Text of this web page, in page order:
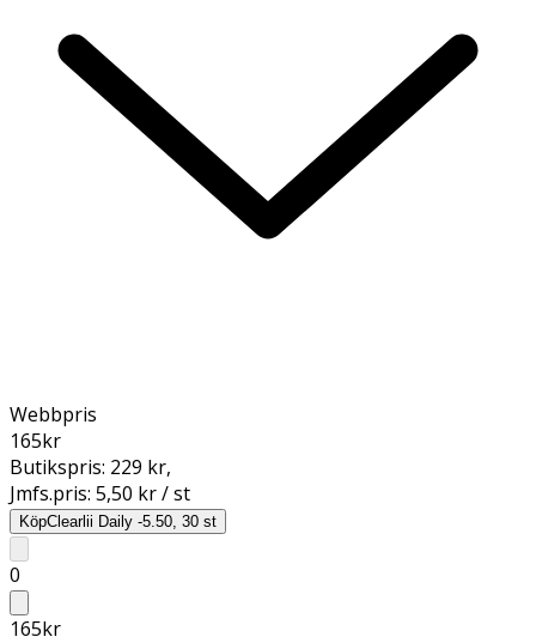
Webbpris
165kr
Butikspris: 229 kr,
Jmfs.pris: 5,50 kr / st
KöpClearlii Daily -5.50, 30 st
0
165kr